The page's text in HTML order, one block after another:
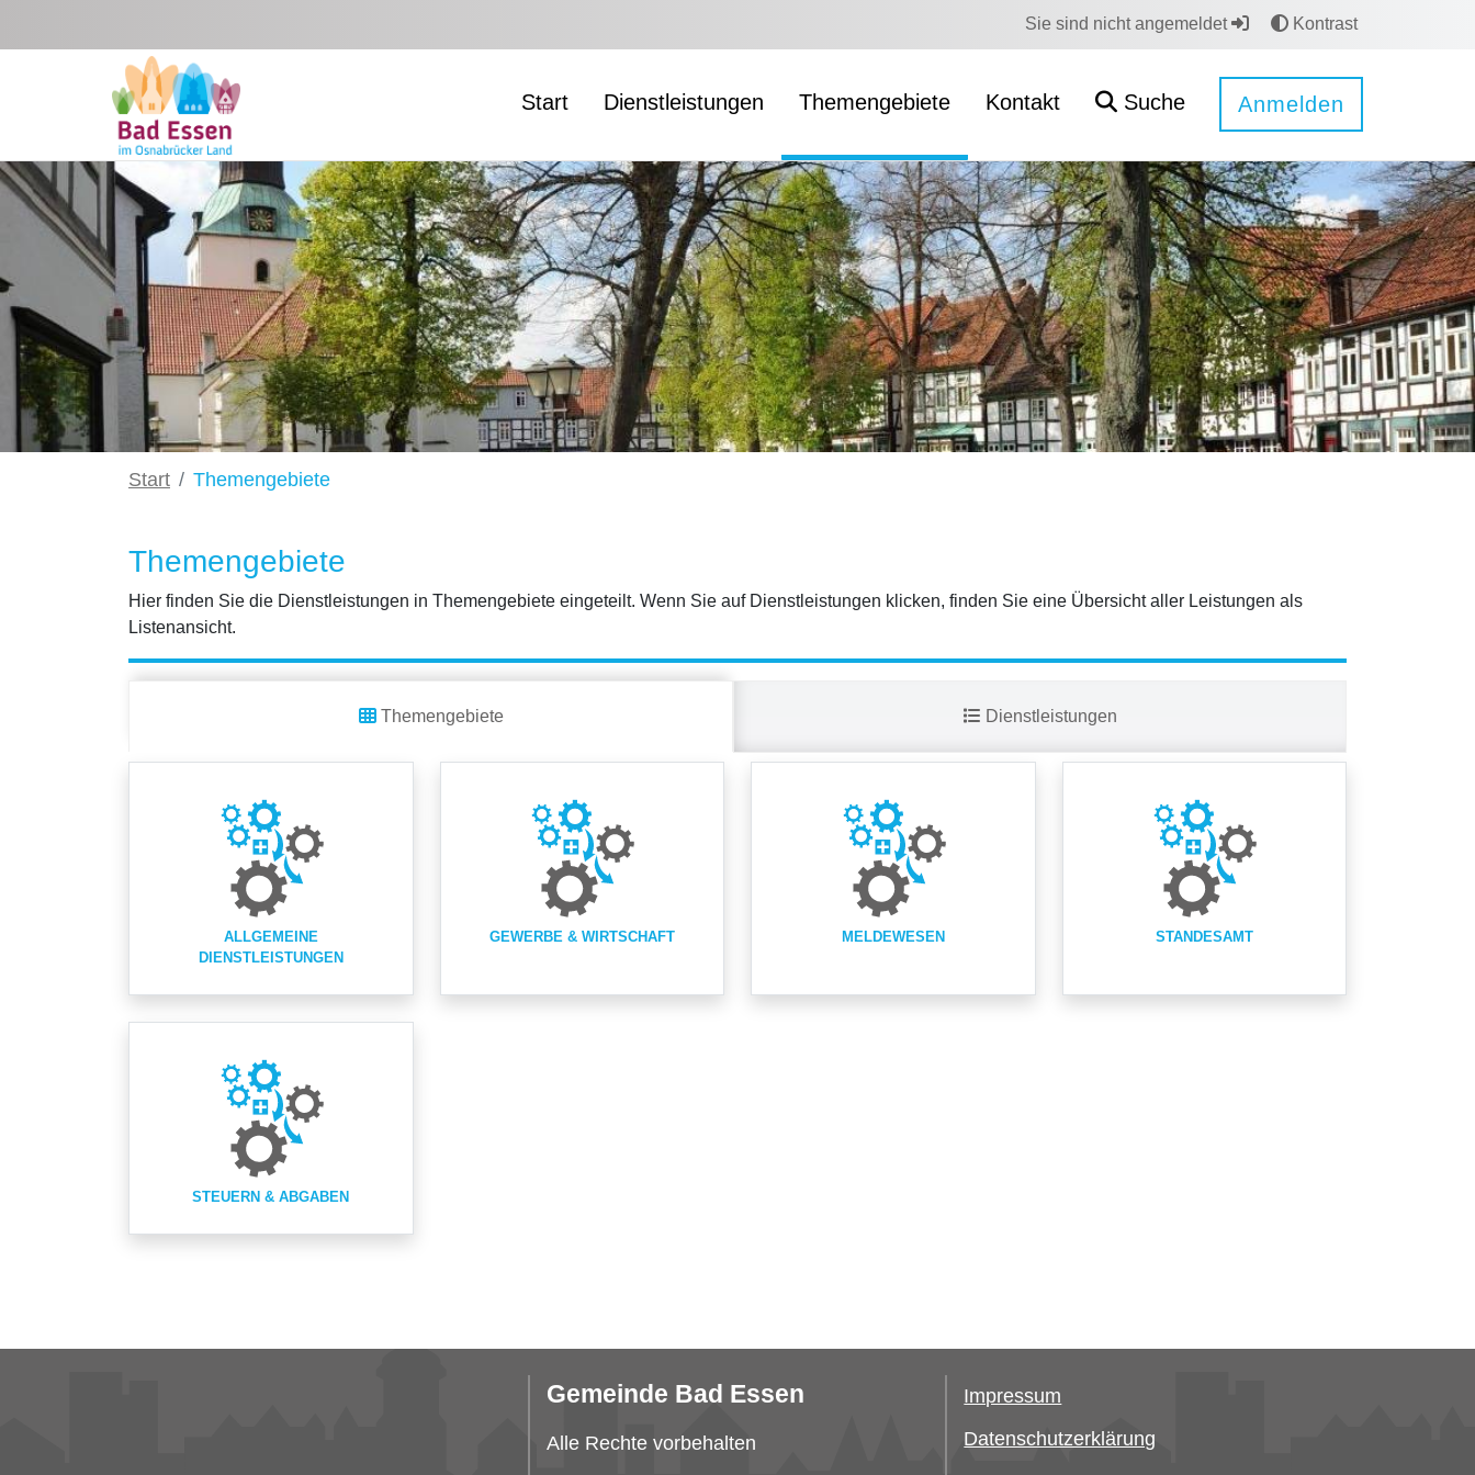
Sie sind nicht angemeldet Kontrast
Start Dienstleistungen Themengebiete Kontakt Suche Anmelden
Start Themengebiete
Themengebiete
Hier finden Sie die Dienstleistungen in Themengebiete eingeteilt. Wenn Sie auf Dienstleistungen klicken, finden Sie eine Übersicht aller Leistungen als
Listenansicht.
Themengebiete Dienstleistungen
ALLGEMEINE
DIENSTLEISTUNGEN
GEWERBE & WIRTSCHAFT MELDEWESEN STANDESAMT
STEUERN & ABGABEN
Gemeinde Bad Essen
Alle Rechte vorbehalten
Impressum
Datenschutzerklärung